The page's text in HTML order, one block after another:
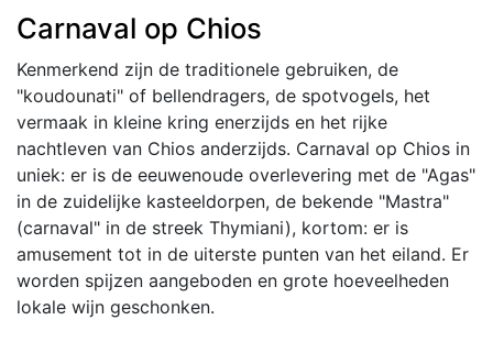
Carnaval op Chios
Kenmerkend zijn de traditionele gebruiken, de
"koudounati" of bellendragers, de spotvogels, het
vermaak in kleine kring enerzijds en het rijke
nachtleven van Chios anderzijds. Carnaval op Chios in
uniek: er is de eeuwenoude overlevering met de "Agas"
in de zuidelijke kasteeldorpen, de bekende "Mastra"
(carnaval" in de streek Thymiani), kortom: er is
amusement tot in de uiterste punten van het eiland. Er
worden spijzen aangeboden en grote hoeveelheden
lokale wijn geschonken.